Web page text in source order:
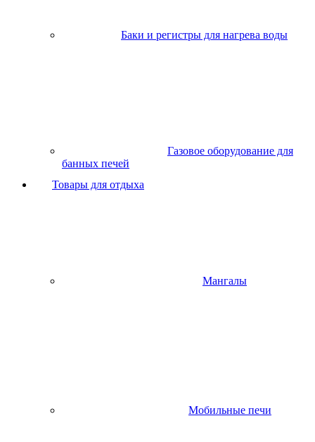
Баки и регистры для нагрева воды
Газовое оборудование для
банных печей
Товары для отдыха
Мангалы
Мобильные печи